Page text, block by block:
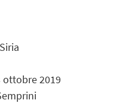
ottobre 2019